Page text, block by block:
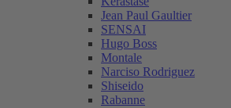
Jean Paul Gaultier
SENSAI
Hugo Boss
Montale
Narciso Rodriguez
Shiseido
Rabanne